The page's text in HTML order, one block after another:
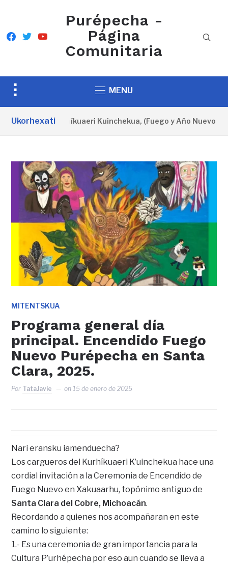
facebook
twitteryoutube
Purépecha -
Página
Comunitaria
Toggle
&
MENU
Ukorhexati
del K’urhíkuaeri Kuinchekua, (Fuego y Año Nuevo
MITENTSKUA
Programa general día
principal. Encendido Fuego
Nuevo Purépecha en Santa
Clara, 2025.
Por TataJavie on15 de enero de 2025
Nari eransku iamenduecha?
Los cargueros del Kurhíkuaeri K’uinchekua hace una
cordial invitación a la Ceremonia de Encendido de
Fuego Nuevo en Xakuaarhu, topónimo antiguo de
Santa Clara del Cobre, Michoacán.
Recordando a quienes nos acompañaran en este
camino lo siguiente:
1.- Es una ceremonia de gran importancia para la
Cultura P’urhépecha por eso aun cuando se lleva a